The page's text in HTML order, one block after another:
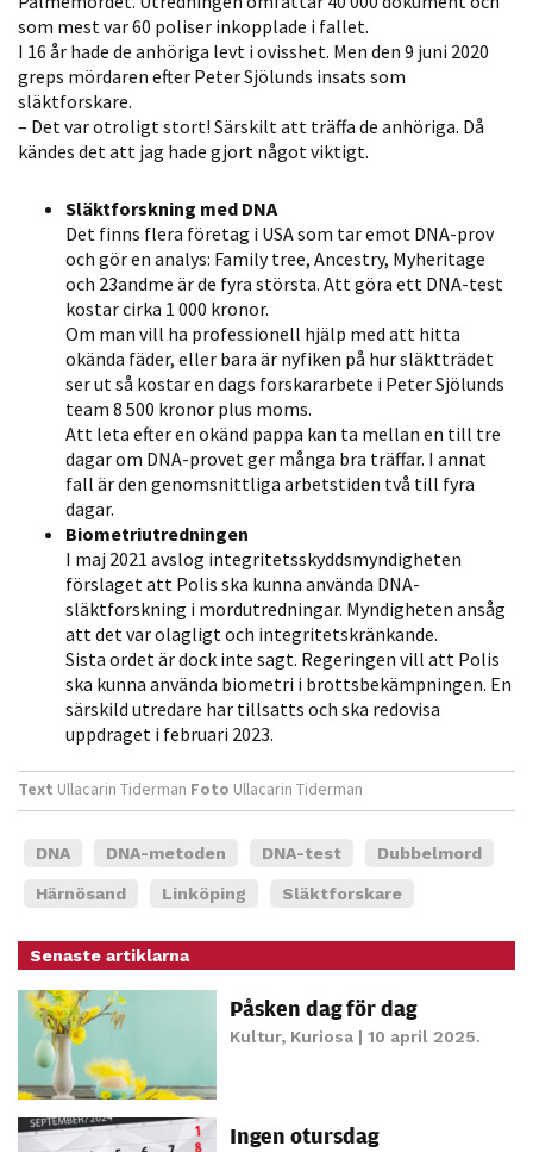
som mest var 60 poliser inkopplade i fallet.
I 16 år hade de anhöriga levt i ovisshet. Men den 9 juni 2020
greps mördaren efter Peter Sjölunds insats som
släktforskare.
– Det var otroligt stort! Särskilt att träffa de anhöriga. Då
kändes det att jag hade gjort något viktigt.
Släktforskning med DNA
Det finns flera företag i USA som tar emot DNA-prov
och gör en analys: Family tree, Ancestry, Myheritage
och 23andme är de fyra största. Att göra ett DNA-test
kostar cirka 1 000 kronor.
Om man vill ha professionell hjälp med att hitta
okända fäder, eller bara är nyfiken på hur släktträdet
ser ut så kostar en dags forskararbete i Peter Sjölunds
team 8 500 kronor plus moms.
Att leta efter en okänd pappa kan ta mellan en till tre
dagar om DNA-provet ger många bra träffar. I annat
fall är den genomsnittliga arbetstiden två till fyra
dagar.
Biometriutredningen
I maj 2021 avslog integritetsskyddsmyndigheten
förslaget att Polis ska kunna använda DNA-
släktforskning i mordutredningar. Myndigheten ansåg
att det var olagligt och integritetskränkande.
Sista ordet är dock inte sagt. Regeringen vill att Polis
ska kunna använda biometri i brotts­bekämp­ningen. En
särskild utredare har tillsatts och ska redovisa
uppdraget i februari 2023.
Text Ullacarin Tiderman Foto Ullacarin Tiderman
DNA DNA-metoden DNA-test Dubbelmord
Härnösand Linköping Släktforskare
Senaste artiklarna
Påsken dag för dag
Kultur, Kuriosa| 10 april 2025.
Ingen otursdag